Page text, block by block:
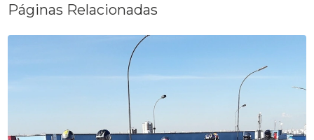
Páginas Relacionadas